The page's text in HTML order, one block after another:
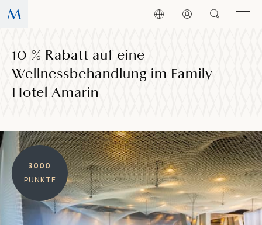
10 % Rabatt auf eine
Wellnessbehandlung im Family
Hotel Amarin
3000
PUNKTE